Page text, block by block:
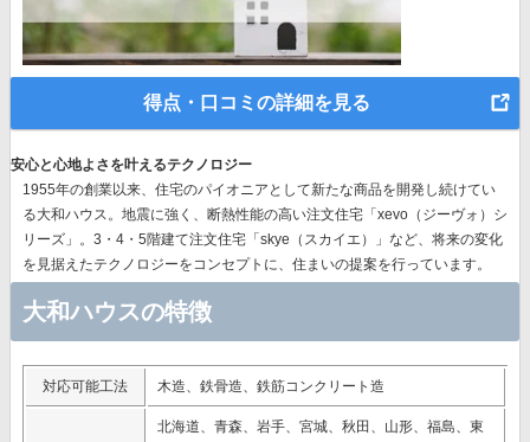
得点・口コミの詳細を見る
安心と心地よさを叶えるテクノロジー
1955年の創業以来、 住宅のパイオニア として新たな商品を開発し続けてい
る大和ハウス。地震に強く、断熱性能の高い注文住宅「xevo（ジーヴォ）シ
リーズ」。3・4・5階建て注文住宅「skye（スカイエ）」など、 将来の変化
を見据えたテクノロジーをコンセプトに、住まいの提案を行っています。
大和ハウスの特徴
対応可能工法 木造、鉄骨造、鉄筋コンクリート造
北海道、青森、岩手、宮城、秋田、山形、福島、東